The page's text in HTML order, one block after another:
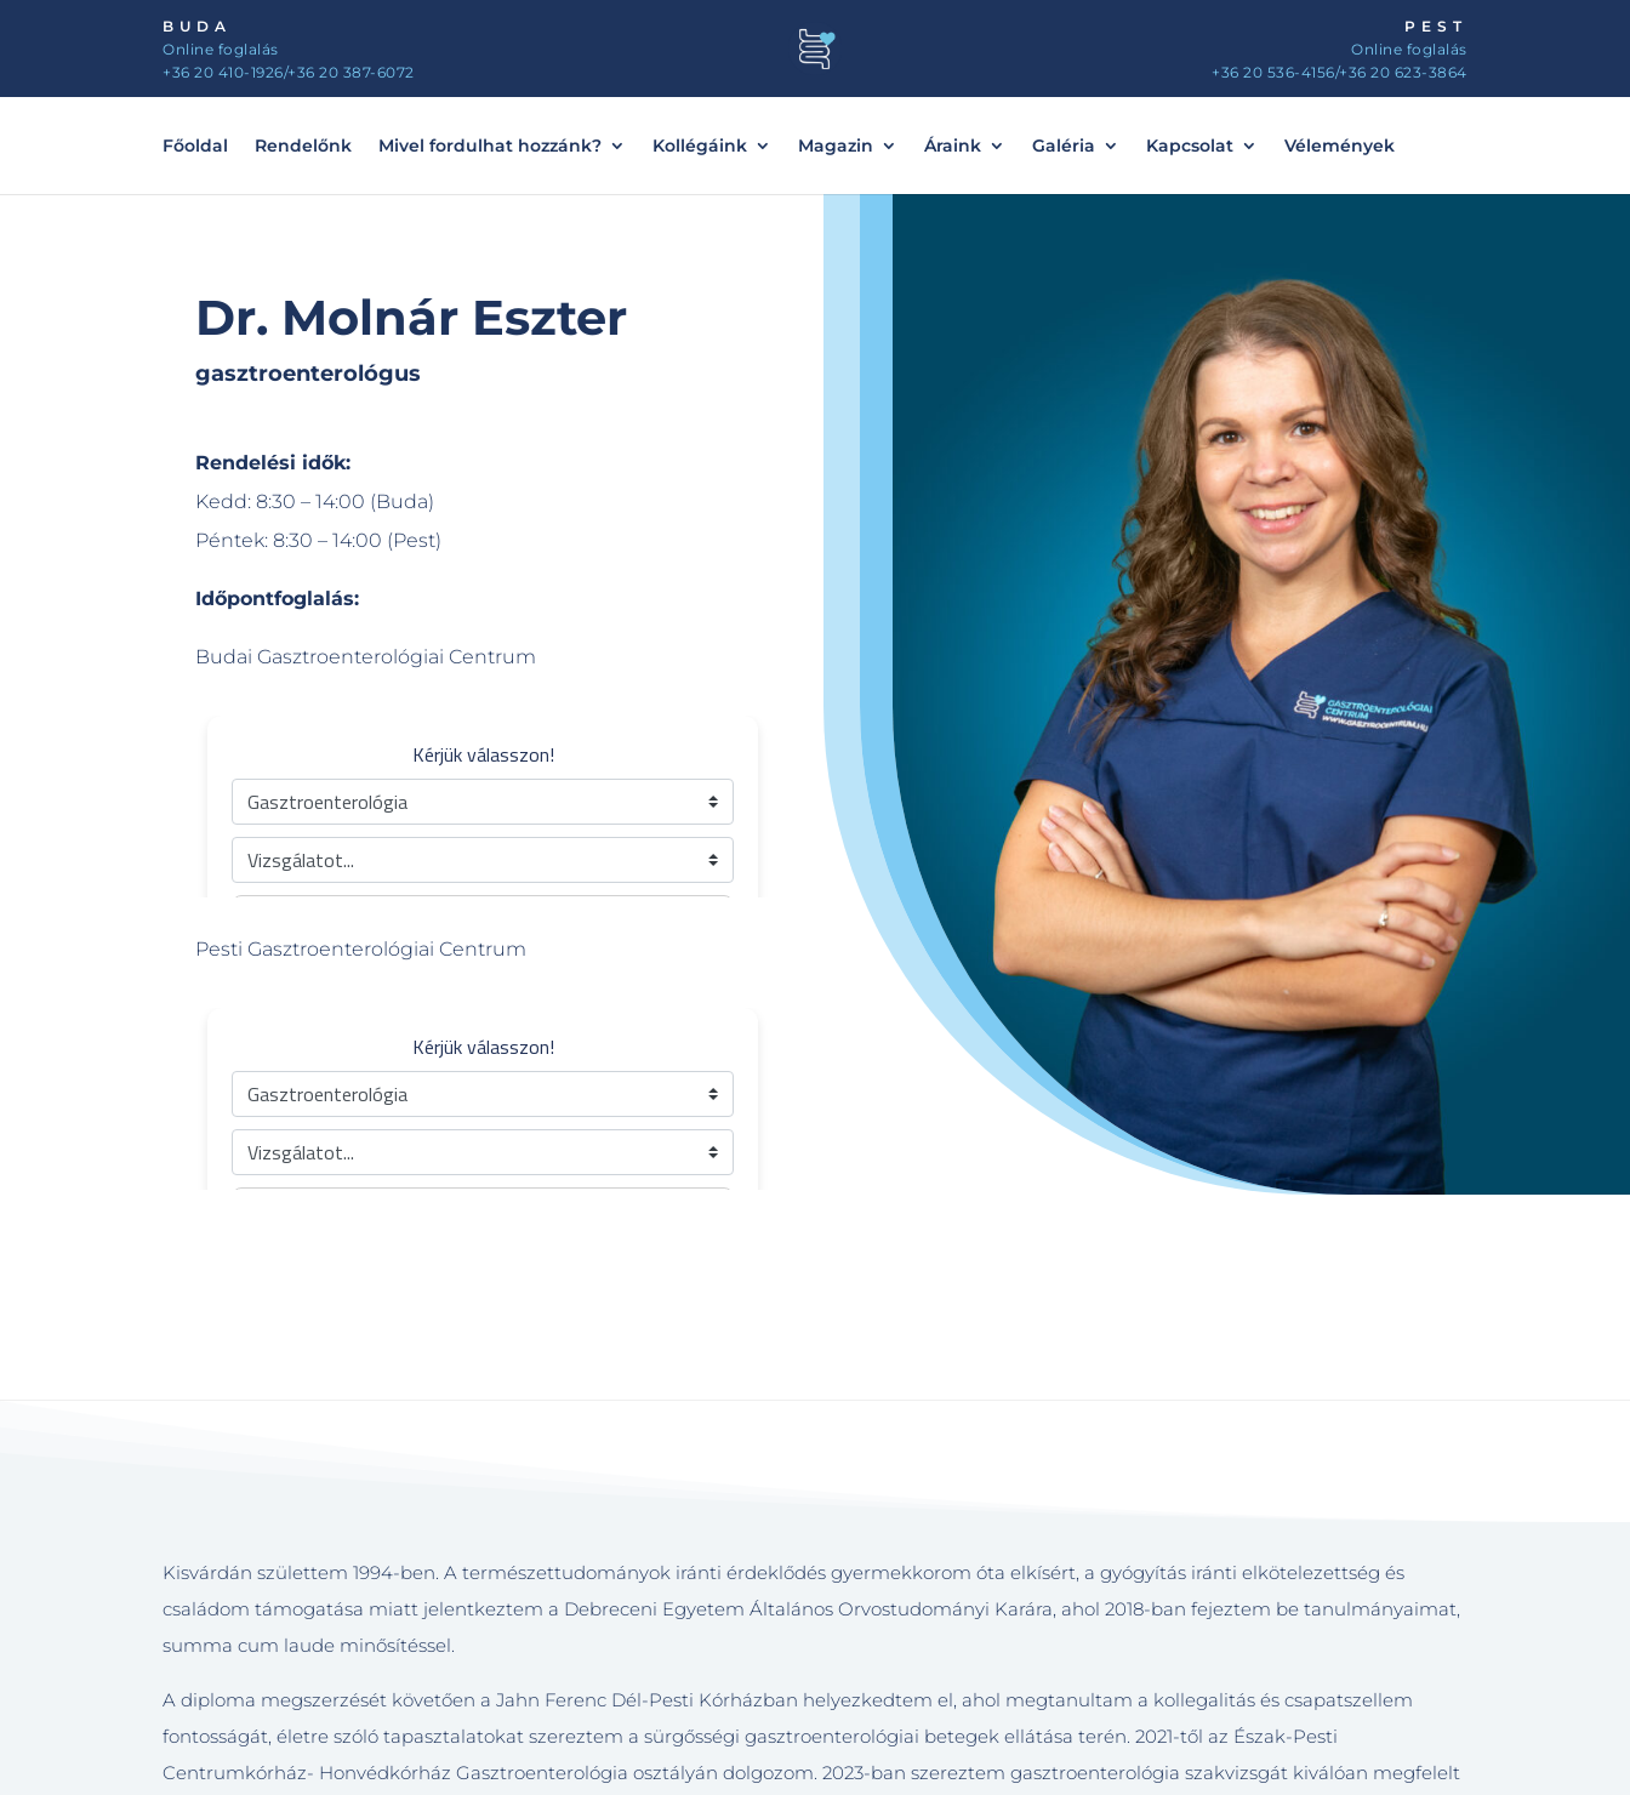
BUDA
Online foglalás
+36 20 410-1926/+36 20 387-6072
PEST
Online foglalás
+36 20 536-4156/+36 20 623-3864
Főoldal Rendelőnk Mivel fordulhat hozzánk? Kollégáink Magazin Áraink Galéria Kapcsolat Vélemények
Dr. Molnár Eszter
gasztroenterológus
Rendelési idők:
Kedd: 8:30 – 14:00 (Buda)
Péntek: 8:30 – 14:00 (Pest)
Időpontfoglalás:
Budai Gasztroenterológiai Centrum
Pesti Gasztroenterológiai Centrum
Kisvárdán születtem 1994-ben. A természettudományok iránti érdeklődés gyermekkorom óta elkísért, a gyógyítás iránti elkötelezettség és
családom támogatása miatt jelentkeztem a Debreceni Egyetem Általános Orvostudományi Karára, ahol 2018-ban fejeztem be tanulmányaimat,
summa cum laude minősítéssel.
A diploma megszerzését követően a Jahn Ferenc Dél-Pesti Kórházban helyezkedtem el, ahol megtanultam a kollegalitás és csapatszellem
fontosságát, életre szóló tapasztalatokat szereztem a sürgősségi gasztroenterológiai betegek ellátása terén. 2021-től az Észak-Pesti
Centrumkórház- Honvédkórház Gasztroenterológia osztályán dolgozom. 2023-ban szereztem gasztroenterológia szakvizsgát kiválóan megfelelt